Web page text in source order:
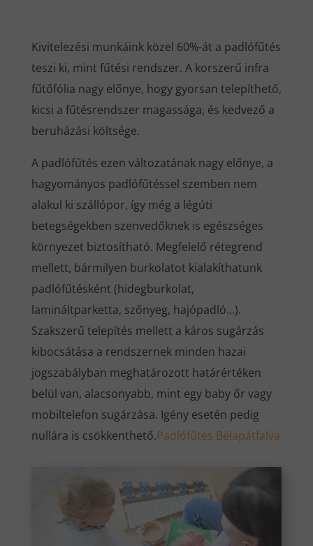
Kivitelezési munkáink közel 60%-át a padlófűtés
teszi ki, mint fűtési rendszer. A korszerű infra
fűtőfólia nagy előnye, hogy gyorsan telepíthető,
kicsi a fűtésrendszer magassága, és kedvező a
beruházási költsége.
A padlófűtés ezen változatának nagy előnye, a
hagyományos padlófűtéssel szemben nem
alakul ki szállópor, így még a légúti
betegségekben szenvedőknek is egészséges
környezet biztosítható. Megfelelő rétegrend
mellett, bármilyen burkolatot kialakíthatunk
padlófűtésként (hidegburkolat,
lamináltparketta, szőnyeg, hajópadló…).
Szakszerű telepítés mellett a káros sugárzás
kibocsátása a rendszernek minden hazai
jogszabályban meghatározott határértéken
belül van, alacsonyabb, mint egy baby őr vagy
mobiltelefon sugárzása. Igény esetén pedig
nullára is csökkenthető.Padlófűtés Bélapátfalva